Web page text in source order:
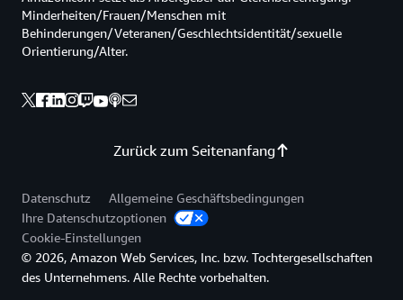
Zurück zum Seitenanfang
Minderheiten/Frauen/Menschen mit
Behinderungen/Veteranen/Geschlechtsidentität/sexuelle
Orientierung/Alter.
Datenschutz
Allgemeine Geschäftsbedingungen
Ihre Datenschutzoptionen
Cookie-Einstellungen
© 2026, Amazon Web Services, Inc. bzw. Tochtergesellschaften
des Unternehmens. Alle Rechte vorbehalten.